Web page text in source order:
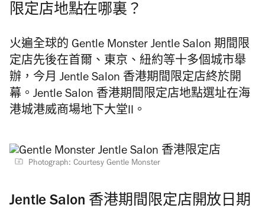
限定店地點在哪裏？
火遍全球的 Gentle Monster Jentle Salon 期間限
定店先後在首爾、東京、紐約等十多個城市舉
辦，今月 Jentle Salon 香港期間限定店終於開
幕。Jentle Salon 香港期間限定店地點選址在海
港城港威商場地下大堂II。
Photograph: Courtesy Gentle Monster
Jentle Salon 香港期間限定店開放日期